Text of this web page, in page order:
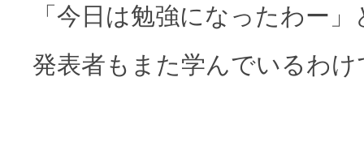
「今日は勉強になったわー
発表者もまた学んでいるわけ